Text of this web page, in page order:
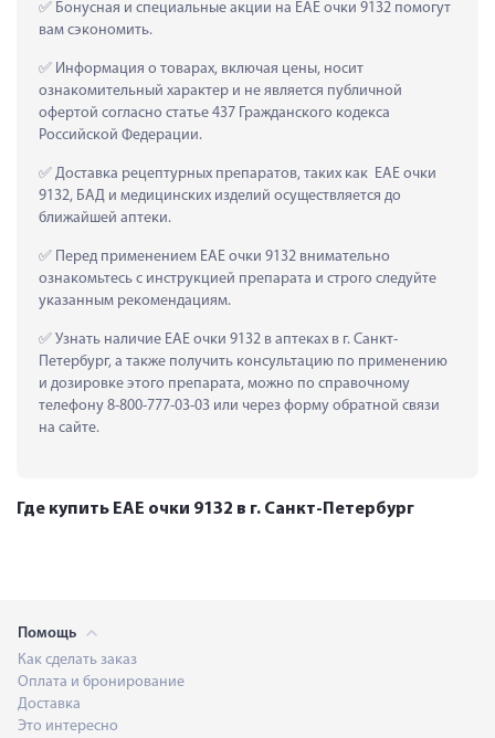
Бонусная и специальные акции на ЕАЕ очки 9132 помогут
вам сэкономить.
Информация о товарах, включая цены, носит
ознакомительный характер и не является публичной
офертой согласно статье 437 Гражданского кодекса
Российской Федерации.
Доставка рецептурных препаратов, таких как  ЕАЕ очки
9132, БАД и медицинских изделий осуществляется до
ближайшей аптеки.
Перед применением ЕАЕ очки 9132 внимательно
ознакомьтесь с инструкцией препарата и строго следуйте
указанным рекомендациям.
Узнать наличие ЕАЕ очки 9132 в аптеках в г. Санкт-
Петербург, а также получить консультацию по применению
и дозировке этого препарата, можно по справочному
телефону 8-800-777-03-03 или через форму обратной связи
на сайте.
Где купить ЕАЕ очки 9132 в г. Санкт-Петербург
Помощь
Как сделать заказ
Оплата и бронирование
Доставка
Это интересно